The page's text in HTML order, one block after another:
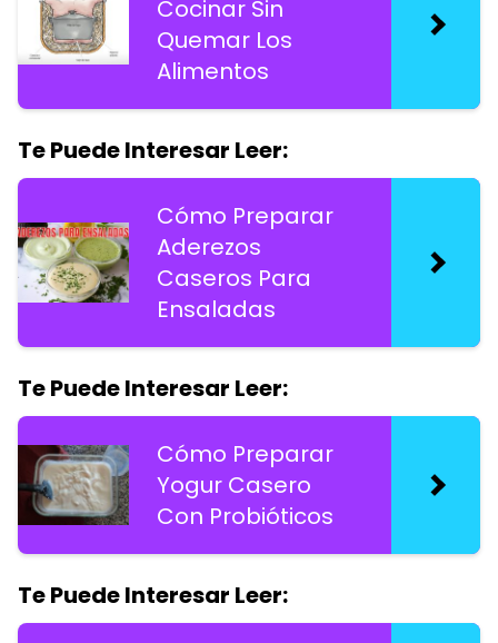
Cocinar Sin
Quemar Los
Alimentos
Te Puede Interesar Leer:
Cómo Preparar
Aderezos
Caseros Para
Ensaladas
Te Puede Interesar Leer:
Cómo Preparar
Yogur Casero
Con Probióticos
Te Puede Interesar Leer: